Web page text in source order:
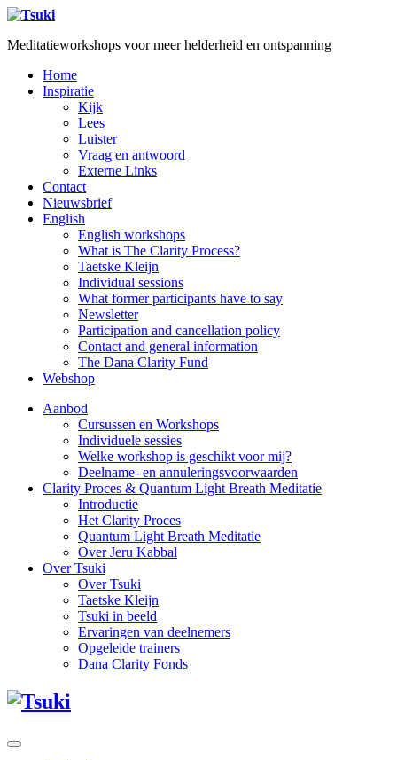
Meditatieworkshops voor meer helderheid en ontspanning
Home
Inspiratie
Kijk
Lees
Luister
Vraag en antwoord
Externe Links
Contact
Nieuwsbrief
English
English workshops
What is The Clarity Process?
Taetske Kleijn
Individual sessions
What former participants have to say
Newsletter
Participation and cancellation policy
Contact and general information
The Dana Clarity Fund
Webshop
Aanbod
Cursussen en Workshops
Individuele sessies
Welke workshop is geschikt voor mij?
Deelname- en annuleringsvoorwaarden
Clarity Proces & Quantum Light Breath Meditatie
Introductie
Het Clarity Proces
Quantum Light Breath Meditatie
Over Jeru Kabbal
Over Tsuki
Over Tsuki
Taetske Kleijn
Tsuki in beeld
Ervaringen van deelnemers
Opgeleide trainers
Dana Clarity Fonds